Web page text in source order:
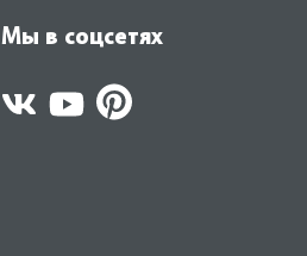
Мы в соцсетях